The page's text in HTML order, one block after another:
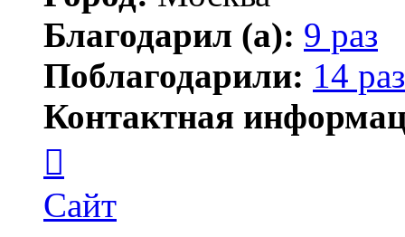
Благодарил (а): 9 раз
Поблагодарили: 14 раз
Контактная
пользователя
Константин
Казанцев
Сайт